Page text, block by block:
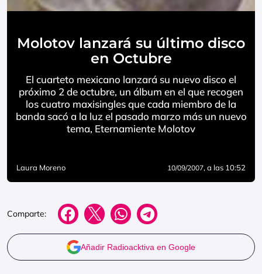
Molotov lanzará su último disco
en Octubre
El cuarteto mexicano lanzará su nuevo disco el
próximo 2 de octubre, un álbum en el que recogen
los cuatro maxisingles que cada miembro de la
banda sacó a la luz el pasado marzo más un nuevo
tema, Eternamiente Molotov
Laura Moreno 10/09/2007, a las 10:52
Comparte:
Añadir Radioacktiva en Google